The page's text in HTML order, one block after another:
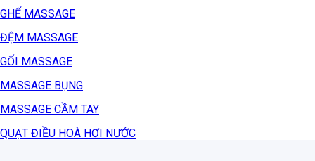
GHẾ MASSAGE
ĐỆM MASSAGE
GỐI MASSAGE
MASSAGE BỤNG
MASSAGE CẦM TAY
QUẠT ĐIỀU HOÀ HƠI NƯỚC